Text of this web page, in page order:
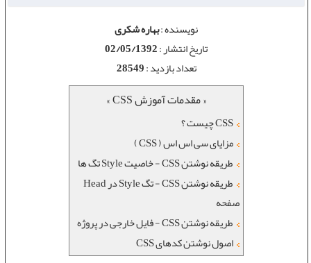
نویسنده :بهاره شکری
تاریخ انتشار :02/05/1392
تعداد بازدید :28549
« مقدمات آموزش CSS »
CSS چیست ؟
مزایای سی اس اس ( CSS )
طریقه نوشتن CSS - خاصیت Style تگ ها
طریقه نوشتن CSS - تگ Style در Head
صفحه
طریقه نوشتن CSS - فایل خارجی در پروژه
اصول نوشتن کدهای CSS